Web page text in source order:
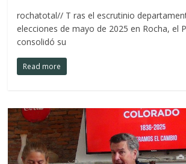
rochatotal// T ras el escrutinio
elecciones de mayo de 2025 en Rocha, el
consolidó su
Read more